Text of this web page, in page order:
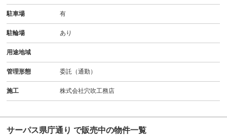
駐車場 有
駐輪場 あり
用途地域
管理形態 委託（通勤）
施工 株式会社穴吹工務店
サーパス県庁通り で販売中の物件一覧